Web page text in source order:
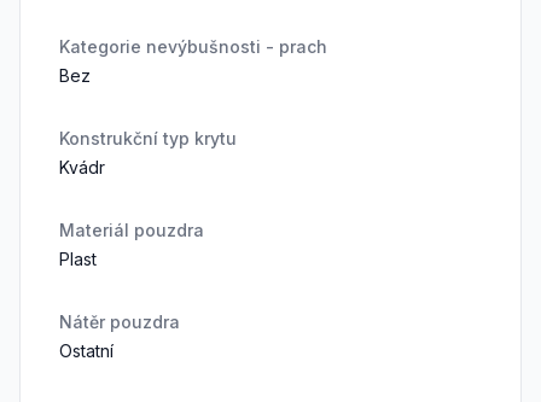
Kategorie nevýbušnosti - prach
Bez
Konstrukční typ krytu
Kvádr
Materiál pouzdra
Plast
Nátěr pouzdra
Ostatní